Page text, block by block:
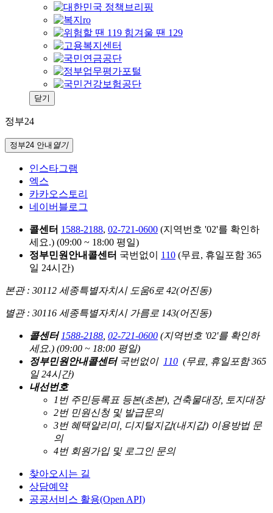
닫기
정부24
정부24 안내 열기
인스타그램
엑스
카카오스토리
네이버블로그
콜센터 1588-2188, 02-721-0600 (지역번호 '02'를 확인하
세요.) (09:00 ~ 18:00 평일)
정부민원안내콜센터 국번없이 110 (무료, 휴일포함 365
일 24시간)
본관 : 30112 세종특별자치시 도움6로 42(어진동)
별관 : 30116 세종특별자치시 가름로 143(어진동)
콜센터 1588-2188 02-721-0600 (지역번호 '02'를 확인하
세요.) (09:00 ~ 18:00 평일)
정부민원안내콜센터국번없이 110 (무료, 휴일포함 365
일 24시간)
내선번호
1번 주민등록표 등본(초본), 건축물대장, 토지대장
2번 민원신청 및 발급문의
3번 혜택알리미, 디지털지갑(내지갑) 이용방법 문
의
4번 회원가입 및 로그인 문의
찾아오시는 길
상담예약
공공서비스 활용(Open API)